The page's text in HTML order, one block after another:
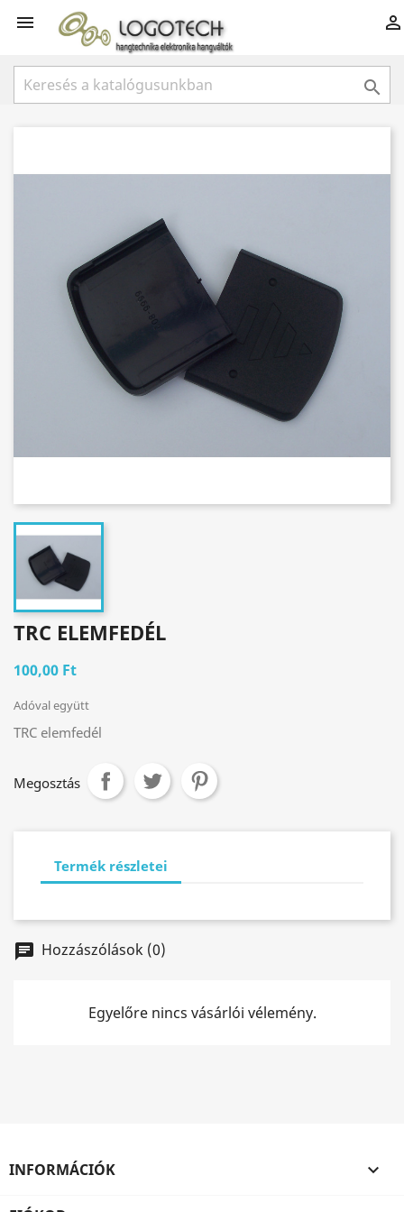
 

TRC ELEMFEDÉL
100,00 Ft
Adóval együtt
TRC elemfedél
Megosztás
Termék részletei
chat Hozzászólások (0)
Egyelőre nincs vásárlói vélemény.
INFORMÁCIÓK 